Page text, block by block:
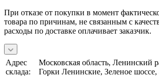
При отказе от покупки в момент
товара по причинам, не связанным с
расходы по доставке оплачивает заказчик.
Адрес
склада:
Московская область, Ленинский
Горки Ленинские, Зеленое шоссе,